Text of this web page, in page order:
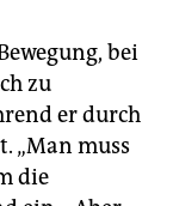
bei
zu
er durch
„Man muss
die